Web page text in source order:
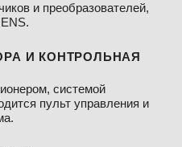
и преобразователей,
И КОНТРОЛЬНАЯ
системой
пульт управления и